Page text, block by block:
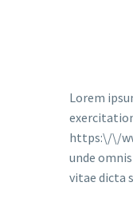
Lorem
https:\/\/
unde
vitae dicta